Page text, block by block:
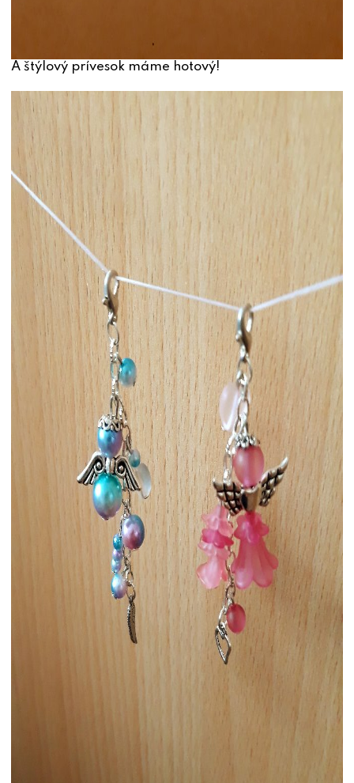
A štýlový prívesok máme hotový!